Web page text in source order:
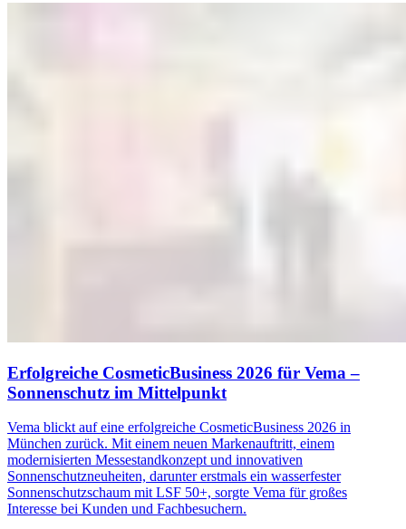
Erfolgreiche CosmeticBusiness 2026 für Vema –
Sonnenschutz im Mittelpunkt
Vema blickt auf eine erfolgreiche CosmeticBusiness 2026 in
München zurück. Mit einem neuen Markenauftritt, einem
modernisierten Messestandkonzept und innovativen
Sonnenschutzneuheiten, darunter erstmals ein wasserfester
Sonnenschutzschaum mit LSF 50+, sorgte Vema für großes
Interesse bei Kunden und Fachbesuchern.